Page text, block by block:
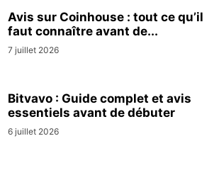
Avis sur Coinhouse : tout ce qu’il
faut connaître avant de...
7 juillet 2026
Bitvavo : Guide complet et avis
essentiels avant de débuter
6 juillet 2026